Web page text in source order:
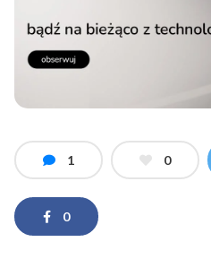
1 0
0